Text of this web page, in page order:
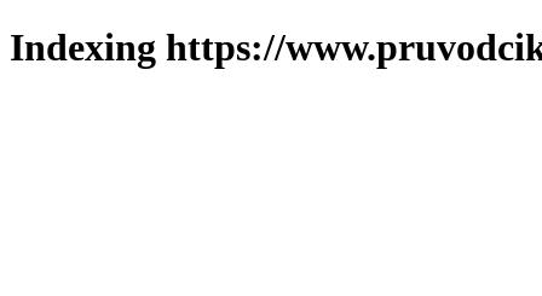
Indexing https://